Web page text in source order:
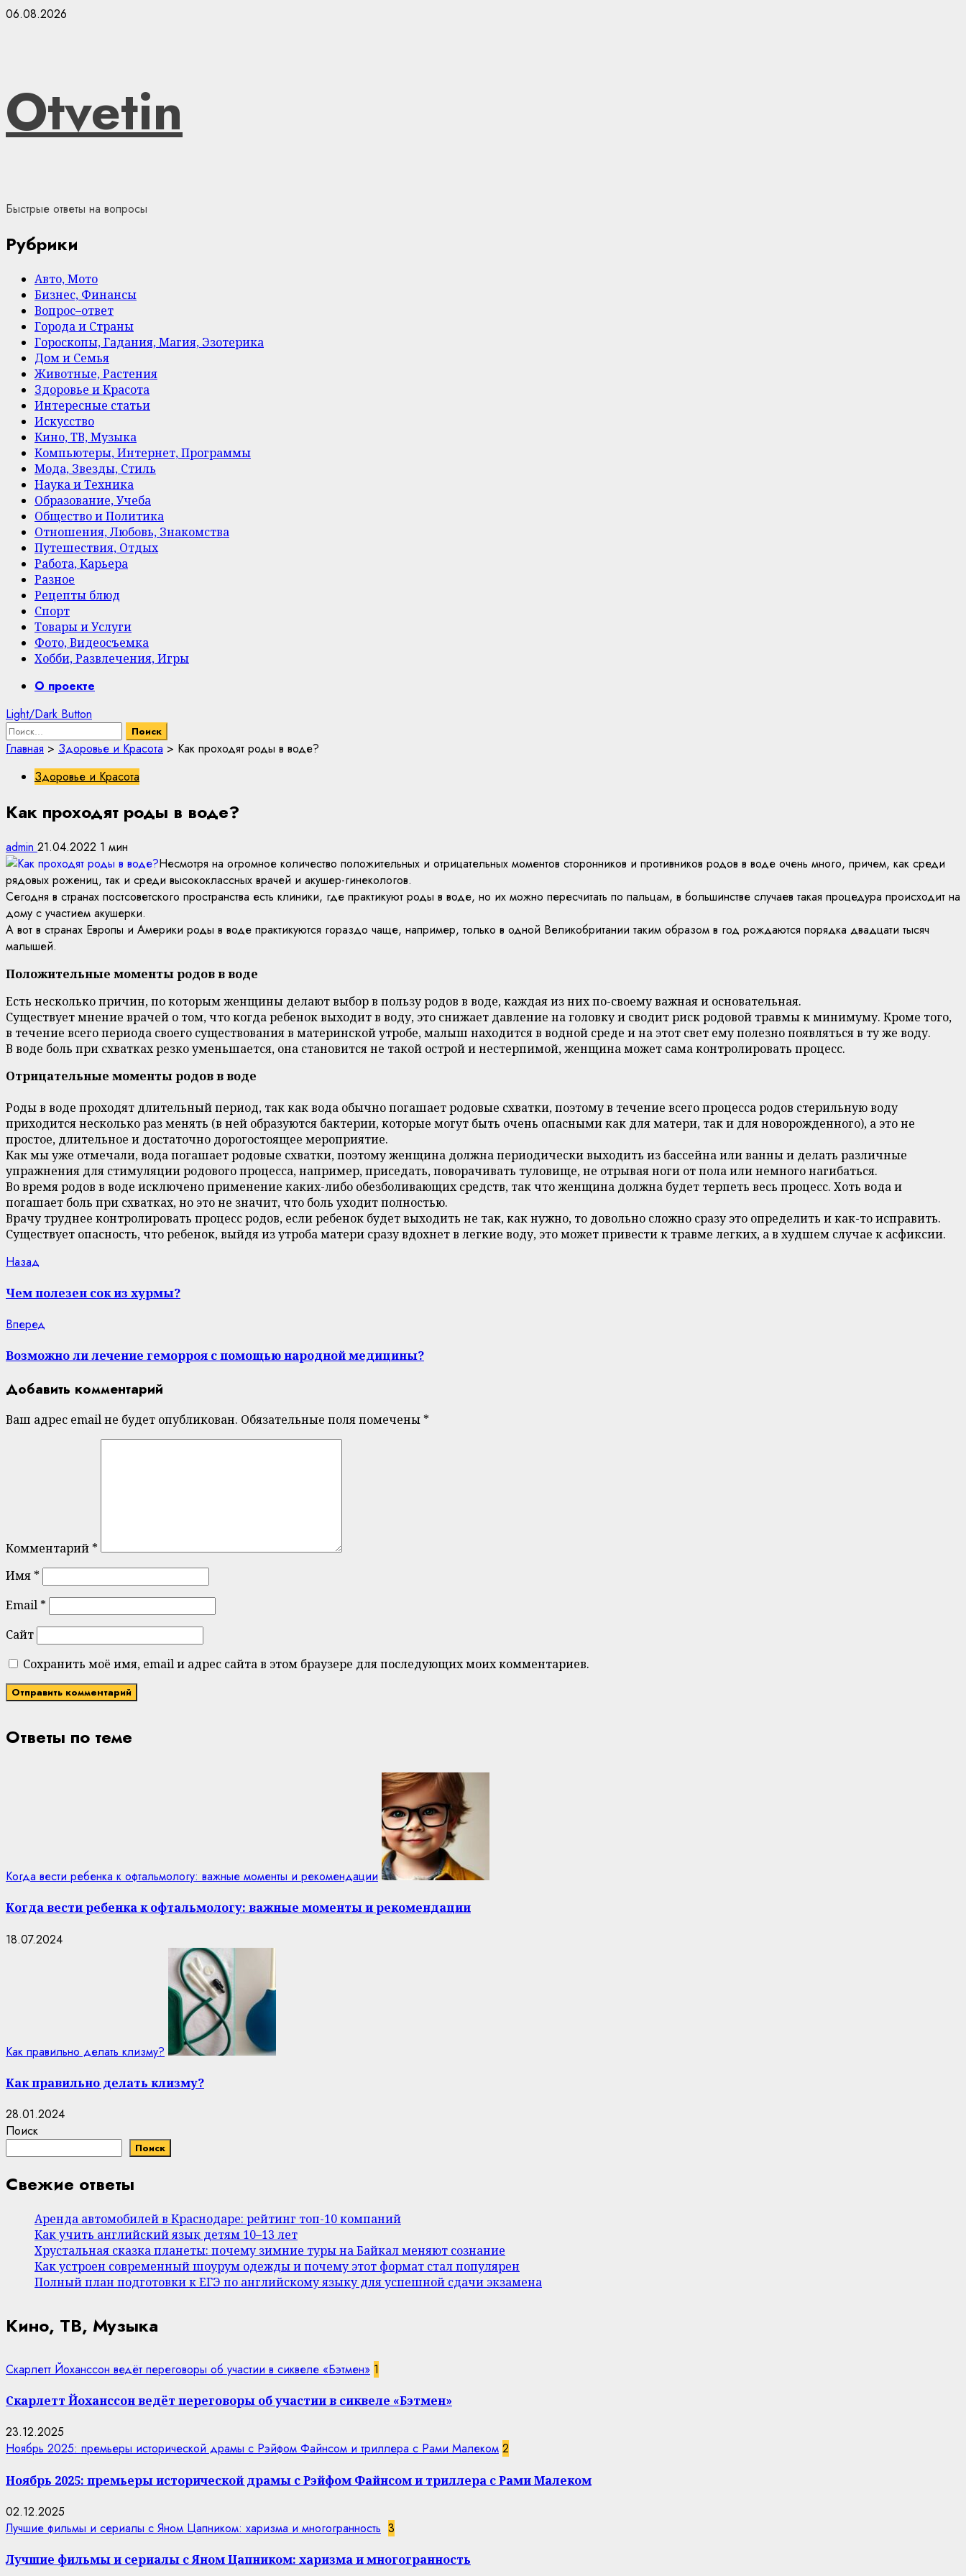
Skip
06.08.2026
Otvetin
Быстрые ответы на вопросы
Рубрики
Авто, Мото
Бизнес, Финансы
Вопрос–ответ
Города и Страны
Гороскопы, Гадания, Магия, Эзотерика
Дом и Семья
Животные, Растения
Здоровье и Красота
Интересные статьи
Искусство
Кино, ТВ, Музыка
Компьютеры, Интернет, Программы
Мода, Звезды, Стиль
Наука и Техника
Образование, Учеба
Общество и Политика
Отношения, Любовь, Знакомства
Путешествия, Отдых
Работа, Карьера
Разное
Рецепты блюд
Спорт
Товары и Услуги
Фото, Видеосъемка
Хобби, Развлечения, Игры
PrimaryО проекте
Light/Dark Button
Найти:
Главная > Здоровье и Красота > Как проходят роды в воде?
Здоровье и Красота
Как проходят роды в воде?
admin 21.04.2022 1 мин
Несмотря на огромное количество положительных и отрицательных моментов сторонников и противников родов в воде очень много, причем, как среди
рядовых рожениц, так и среди высококлассных врачей и акушер-гинекологов.
Сегодня в странах постсоветского пространства есть клиники, где практикуют роды в воде, но их можно пересчитать по пальцам, в большинстве случаев такая процедура происходит на
дому с участием акушерки.
А вот в странах Европы и Америки роды в воде практикуются гораздо чаще, например, только в одной Великобритании таким образом в год рождаются порядка двадцати тысяч
малышей.
Положительные моменты родов в воде
Есть несколько причин, по которым женщины делают выбор в пользу родов в воде, каждая из них по-своему важная и основательная.
Существует мнение врачей о том, что когда ребенок выходит в воду, это снижает давление на головку и сводит риск родовой травмы к минимуму. Кроме того,
в течение всего периода своего существования в материнской утробе, малыш находится в водной среде и на этот свет ему полезно появляться в ту же воду.
В воде боль при схватках резко уменьшается, она становится не такой острой и нестерпимой, женщина может сама контролировать процесс.
Отрицательные моменты родов в воде
Роды в воде проходят длительный период, так как вода обычно погашает родовые схватки, поэтому в течение всего процесса родов стерильную воду
приходится несколько раз менять (в ней образуются бактерии, которые могут быть очень опасными как для матери, так и для новорожденного), а это не
простое, длительное и достаточно дорогостоящее мероприятие.
Как мы уже отмечали, вода погашает родовые схватки, поэтому женщина должна периодически выходить из бассейна или ванны и делать различные
упражнения для стимуляции родового процесса, например, приседать, поворачивать туловище, не отрывая ноги от пола или немного нагибаться.
Во время родов в воде исключено применение каких-либо обезболивающих средств, так что женщина должна будет терпеть весь процесс. Хоть вода и
погашает боль при схватках, но это не значит, что боль уходит полностью.
Врачу труднее контролировать процесс родов, если ребенок будет выходить не так, как нужно, то довольно сложно сразу это определить и как-то исправить.
Существует опасность, что ребенок, выйдя из утроба матери сразу вдохнет в легкие воду, это может привести к травме легких, а в худшем случае к асфиксии.
Continue
Reading
Назад
Чем полезен сок из хурмы?
Вперед
Возможно ли лечение геморроя с помощью народной медицины?
Добавить комментарий
Ваш адрес email не будет опубликован. Обязательные поля помечены *
Комментарий *
Имя *
Email *
Сайт
Сохранить моё имя, email и адрес сайта в этом браузере для последующих моих комментариев.
Ответы по теме
Когда вести ребенка к офтальмологу: важные моменты и рекомендации
Когда вести ребенка к офтальмологу: важные моменты и рекомендации
18.07.2024
Как правильно делать клизму?
Как правильно делать клизму?
28.01.2024
Поиск
Поиск
Свежие ответы
Аренда автомобилей в Краснодаре: рейтинг топ-10 компаний
Как учить английский язык детям 10–13 лет
Хрустальная сказка планеты: почему зимние туры на Байкал меняют сознание
Как устроен современный шоурум одежды и почему этот формат стал популярен
Полный план подготовки к ЕГЭ по английскому языку для успешной сдачи экзамена
Кино, ТВ, Музыка
Скарлетт Йоханссон ведёт переговоры об участии в сиквеле «Бэтмен» 1
Скарлетт Йоханссон ведёт переговоры об участии в сиквеле «Бэтмен»
23.12.2025
Ноябрь 2025: премьеры исторической драмы с Рэйфом Файнсом и триллера с Рами Малеком 2
Ноябрь 2025: премьеры исторической драмы с Рэйфом Файнсом и триллера с Рами Малеком
02.12.2025
Лучшие фильмы и сериалы с Яном Цапником: харизма и многогранность 3
Лучшие фильмы и сериалы с Яном Цапником: харизма и многогранность